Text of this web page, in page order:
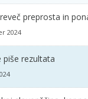
preprosta in
2024
piše rezultata